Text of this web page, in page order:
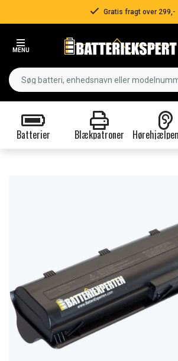
Gratis fragt over 299,-
MENU
Batterier Blækpatroner